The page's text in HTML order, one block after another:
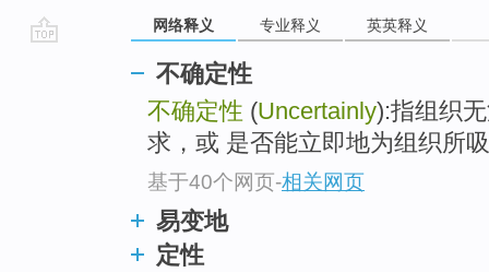
网络释义 专业释义 英英释义
不确定性
不确定性 (Uncertainly):指组织
求，或 是否能立即地为组织所
基于40个网页-相关网页
易变地
定性